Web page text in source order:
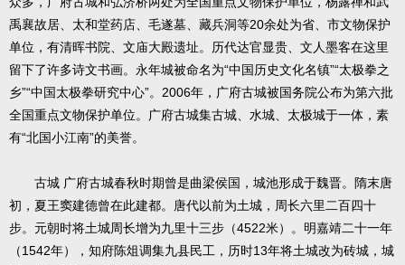
禹襄故居、太和堂药店、毛遂墓、藏兵洞等20余处为省、市文物保护
单位，有清晖书院、文庙大殿遗址。历代达官显贵、文人墨客在这里
留下了许多诗文书画。永年城被命名为“中国历史文化名镇”“太极拳之
乡”“中国太极拳研究中心”。2006年，广府古城被国务院公布为第六批
全国重点文物保护单位。广府古城集古城、水城、太极城于一体，素
有“北国小江南”的美誉。
古城 广府古城春秋时期曾是曲梁侯国，城池形成于魏晋。隋末唐
初，夏王窦建德曾在此建都。唐代以前为土城，周长六里二百四十
步。元朝时将土城周长增为九里十三步（4522米）。明嘉靖二十一年
（1542年），知府陈俎调集九县民工，历时13年将土城改为砖城，城